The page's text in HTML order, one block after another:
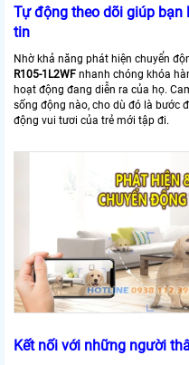
Tự động theo dõi giúp
tin
Nhờ khả năng phát hiện chuyển
R105-1L2WF nhanh chóng khóa
hoạt động đang diễn ra của họ.
sống động nào, cho dù đó là bước
động vui tươi của trẻ mới tập đi.
Kết nối với những người